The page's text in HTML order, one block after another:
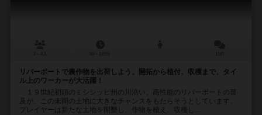
リバーボートで農作物を出荷しよう。開拓から植付、収穫まで、タイ
ル上のワーカーが大活躍！
１９世紀初頭のミシシッピ州の川沿い。高性能のリバーボートの普
及が、この未開の土地に大きなチャンスをもたらそうとしています。
プレイヤーは新たな土地を開墾し、作物を植え、収穫し...